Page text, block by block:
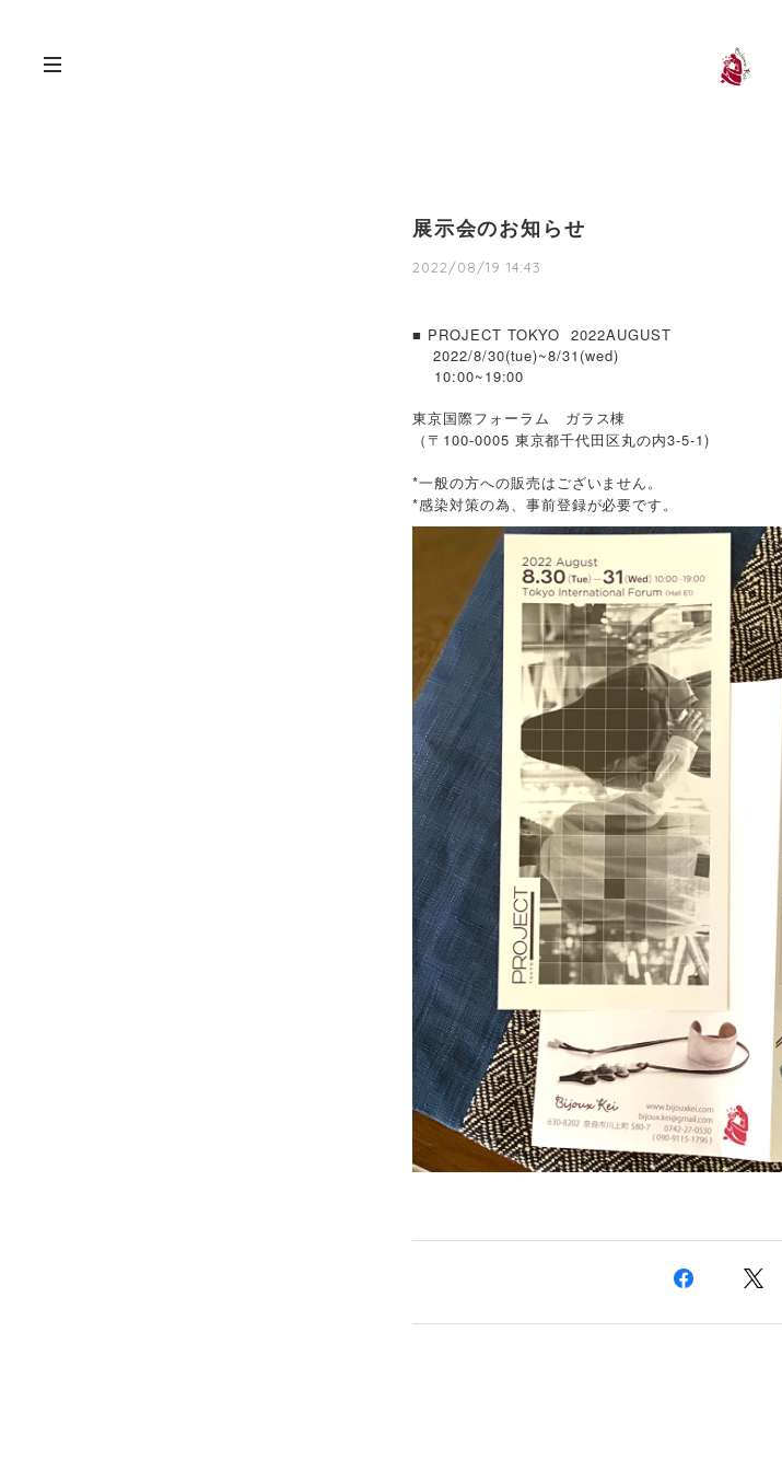
展示会のお知らせ
2022/08/19 14:43
■ PROJECT TOKYO 2022AUGUST
2022/8/30(tue)~8/31(wed)
10:00~19:00
東京国際フォーラム ガラス棟
（〒100-0005 東京都千代田区丸の内3-5-1)
*一般の方への販売はございません。
*感染対策の為、事前登録が必要です。